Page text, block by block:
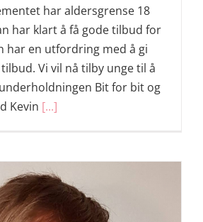
har aldersgrense 18
har klart å få gode tilbud for
har en utfordring med å gi
Vi vil nå tilby unge til å
Bit for bit og
Kevin [...]